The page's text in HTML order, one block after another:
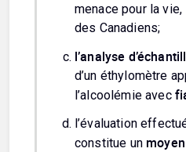
menace pour la
des Canadiens;
l’analyse
d’un éthylomètre
l’alcoolémie avec
l’évaluation
constitue un